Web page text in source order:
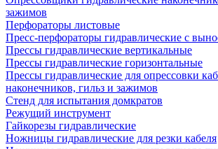
зажимов
Перфораторы листовые
Пресс-перфораторы гидравлические с
Прессы гидравлические вертикальные
Прессы гидравлические горизонтальные
Прессы гидравлические для опрессовки
наконечников, гильз и зажимов
Стенд для испытания домкратов
Режущий инструмент
Гайкорезы гидравлические
Ножницы гидравлические для резки кабеля